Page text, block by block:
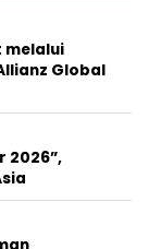
melalui
Global
2026”,